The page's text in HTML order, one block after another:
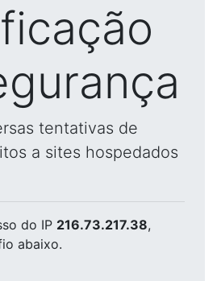
tentativas de
a sites hospedados
do IP 216.73.217.38,
abaixo.